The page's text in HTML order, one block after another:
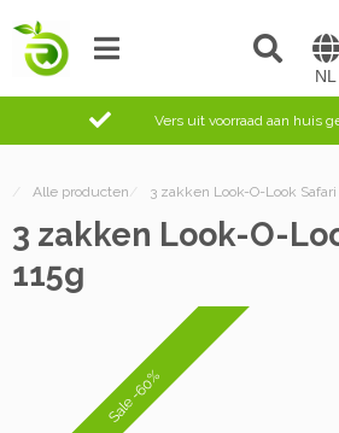
Vers uit voorraad aan huis
/ Alle producten / 3 zakken Look-O-Look Safari
3 zakken Look-O-
115g
Sale -60%